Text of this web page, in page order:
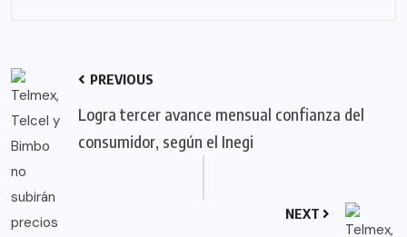
PREVIOUS
Logra tercer avance mensual confianza del
consumidor, según el Inegi
NEXT